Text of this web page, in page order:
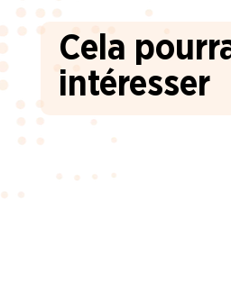
Cela
intéresser